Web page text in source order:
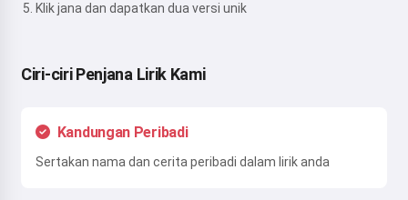
Klik jana dan dapatkan dua versi unik
Ciri-ciri Penjana Lirik Kami
Kandungan Peribadi
Sertakan nama dan cerita peribadi dalam lirik anda